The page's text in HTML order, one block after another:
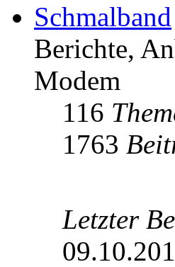
Schmalband
Berichte,
Modem
116
1763
Letzter